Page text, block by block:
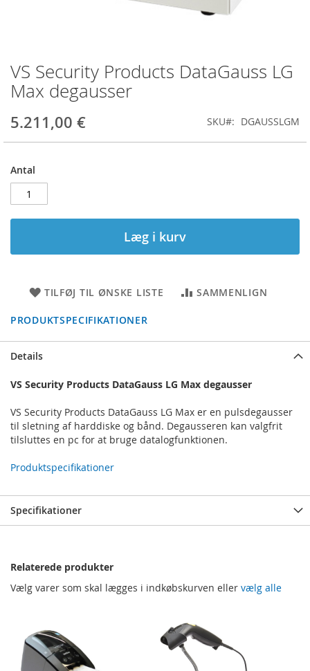
VS Security Products DataGauss LG
Max degausser
5.211,00 € SKU DGAUSSLGM
Antal
Læg i kurv
TILFØJ TIL ØNSKE LISTE SAMMENLIGN
PRODUKTSPECIFIKATIONER
Gå
til
starten
billedgalleriet
Details
VS Security Products DataGauss LG Max degausser
VS Security Products DataGauss LG Max er en pulsdegausser
til sletning af harddiske og bånd. Degausseren kan valgfrit
tilsluttes en pc for at bruge datalogfunktionen.
Produktspecifikationer
Specifikationer
Relaterede produkter
Vælg varer som skal lægges i indkøbskurven eller vælg alle